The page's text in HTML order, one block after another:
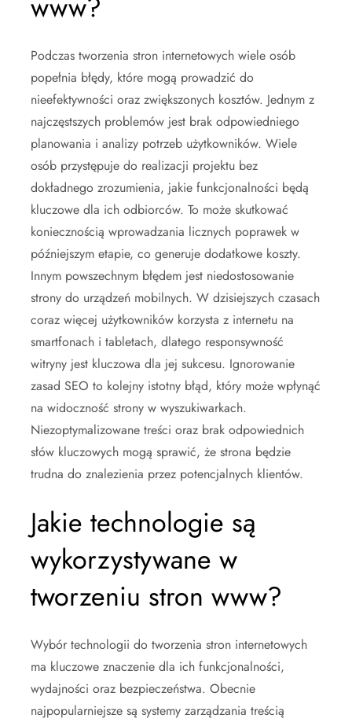
Podczas tworzenia stron internetowych wiele osób
popełnia błędy, które mogą prowadzić do
nieefektywności oraz zwiększonych kosztów. Jednym z
najczęstszych problemów jest brak odpowiedniego
planowania i analizy potrzeb użytkowników. Wiele
osób przystępuje do realizacji projektu bez
dokładnego zrozumienia, jakie funkcjonalności będą
kluczowe dla ich odbiorców. To może skutkować
koniecznością wprowadzania licznych poprawek w
późniejszym etapie, co generuje dodatkowe koszty.
Innym powszechnym błędem jest niedostosowanie
strony do urządzeń mobilnych. W dzisiejszych czasach
coraz więcej użytkowników korzysta z internetu na
smartfonach i tabletach, dlatego responsywność
witryny jest kluczowa dla jej sukcesu. Ignorowanie
zasad SEO to kolejny istotny błąd, który może wpłynąć
na widoczność strony w wyszukiwarkach.
Niezoptymalizowane treści oraz brak odpowiednich
słów kluczowych mogą sprawić, że strona będzie
trudna do znalezienia przez potencjalnych klientów.
Jakie technologie są
wykorzystywane w
tworzeniu stron www?
Wybór technologii do tworzenia stron internetowych
ma kluczowe znaczenie dla ich funkcjonalności,
wydajności oraz bezpieczeństwa. Obecnie
najpopularniejsze są systemy zarządzania treścią